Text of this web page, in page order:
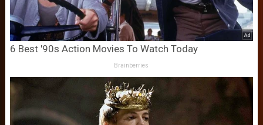
6 Best '90s Action Movies To Watch Today
Brainberries